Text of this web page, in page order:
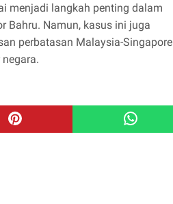
menjadi langkah penting dalam
Bahru. Namun, kasus ini juga
perbatasan Malaysia-Singapore